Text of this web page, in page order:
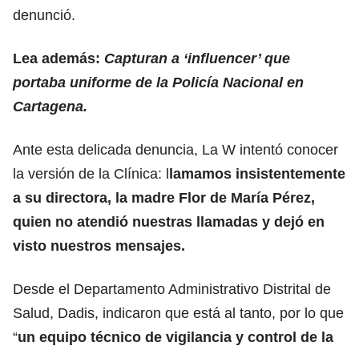
denunció.
Lea además: Capturan a ‘influencer’ que
portaba uniforme de la Policía Nacional en
Cartagena.
Ante esta delicada denuncia, La W intentó conocer
la versión de la Clínica: llamamos insistentemente
a su directora, la madre Flor de María Pérez,
quien no atendió nuestras llamadas y dejó en
visto nuestros mensajes.
Desde el Departamento Administrativo Distrital de
Salud, Dadis, indicaron que está al tanto, por lo que
“un equipo técnico de vigilancia y control de la